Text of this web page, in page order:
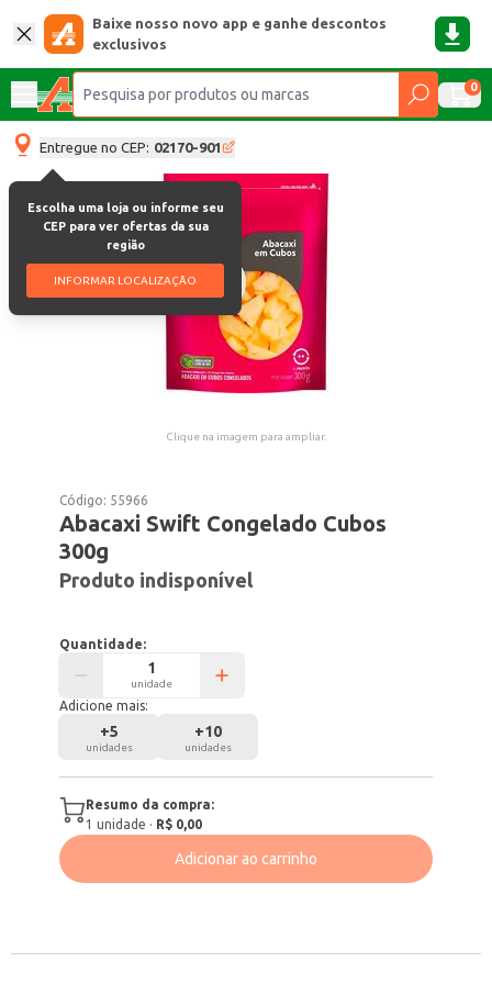
Baixe nosso novo app e ganhe descontos
exclusivos
0
Entregue no CEP: 02170-901
Escolha uma loja ou informe seu
CEP para ver ofertas da sua
região
INFORMAR LOCALIZAÇÃO
Clique na imagem para ampliar.
Código: 55966
Abacaxi Swift Congelado Cubos
300g
Produto indisponível
Quantidade:
unidade
Adicione mais:
+5
unidades
+10
unidades
Resumo da compra:
1 unidade · R$ 0,00
Adicionar ao carrinho